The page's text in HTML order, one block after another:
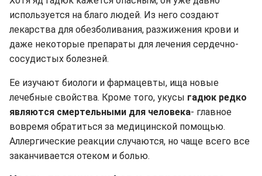
используется на благо людей. Из него создают
лекарства для обезболивания, разжижения крови и
даже некоторые препараты для лечения сердечно-
сосудистых болезней.
Ее изучают биологи и фармацевты, ища новые
лечебные свойства. Кроме того, укусы гадюк редко
являются смертельными для человека- главное
вовремя обратиться за медицинской помощью.
Аллергические реакции случаются, но чаще всего все
заканчивается отеком и болью.